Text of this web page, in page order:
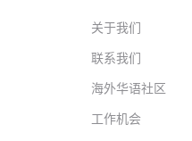
关于我们
联系我们
海外华语社区
工作机会